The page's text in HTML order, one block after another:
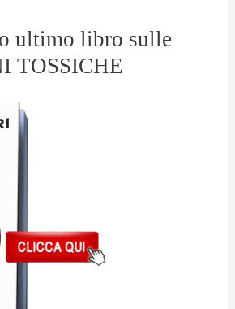
ultimo libro sulle
TOSSICHE